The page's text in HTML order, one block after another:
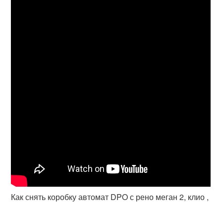
Как снять коробку автомат DPO с рено меган 2, клио ,